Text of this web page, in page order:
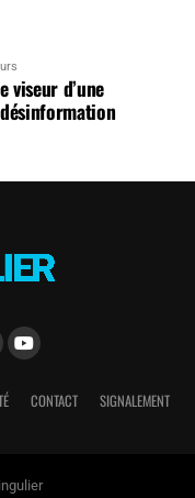
viseur d’une
CONTACT SIGNALEMENT